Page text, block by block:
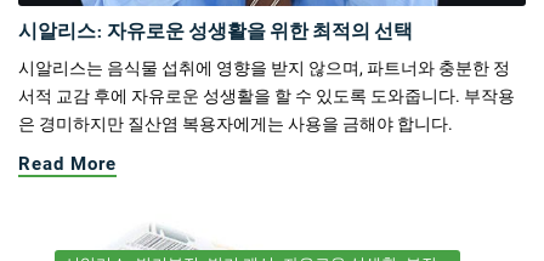
시알리스: 자유로운 성생활을 위한 최적의 선택
시알리스는 음식물 섭취에 영향을 받지 않으며, 파트너와 충분한 정
서적 교감 후에 자유로운 성생활을 할 수 있도록 도와줍니다. 부작용
은 경미하지만 질산염 복용자에게는 사용을 금해야 합니다.
Read More